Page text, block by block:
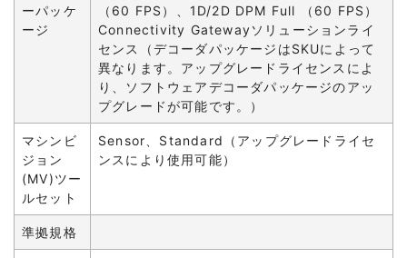
ーパッケ
ージ
（60 FPS）、1D/2D DPM Full （60 FPS）
Connectivity Gatewayソリューションライ
センス（デコーダパッケージはSKUによって
異なります。アップグレードライセンスによ
り、ソフトウェアデコーダパッケージのアッ
プグレードが可能です。）
マシンビ
ジョン
(MV)ツー
ルセット
Sensor、Standard（アップグレードライセ
ンスにより使用可能）
準拠規格